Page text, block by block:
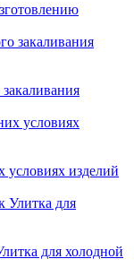
изделий
для холодной